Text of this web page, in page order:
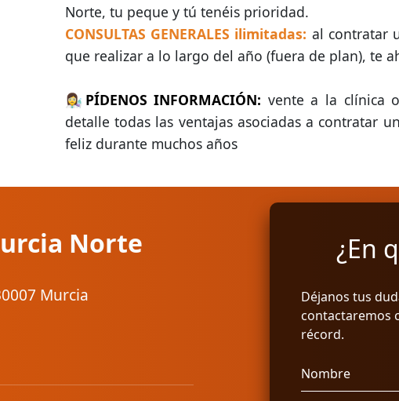
Norte, tu peque y tú tenéis prioridad.
CONSULTAS GENERALES ilimitadas: al contratar
que realizar a lo largo del año (fuera de plan), te
👩‍🔬PÍDENOS INFORMACIÓN: vente a la clínica
detalle todas las ventajas asociadas a contratar
feliz durante muchos años
Norte
Murcia
¿En
Déjanos tus
contactaremos
récord.
Nombre